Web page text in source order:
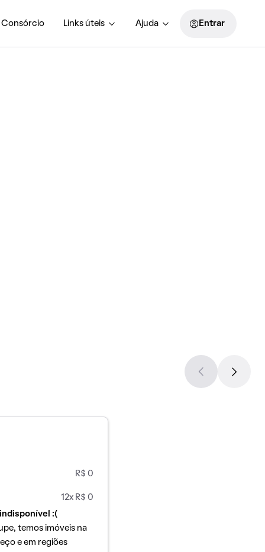
Consórcio Links úteis Ajuda Entrar
R$ 0
12x R$ 0
:(
temos imóveis na
e em regiões